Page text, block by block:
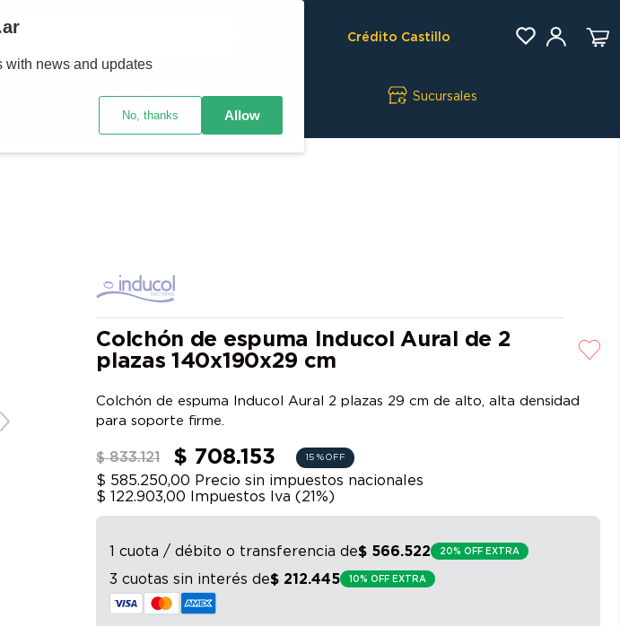
Crédito Castillo
Ver promociones Sucursales
Colchón de espuma Inducol Aural de 2
plazas 140x190x29 cm
Colchón de espuma Inducol Aural 2 plazas 29 cm de alto, alta densidad
para soporte firme.
$ 833.121 $ 708.153 15 % OFF
$ 585.250,00 Precio sin impuestos nacionales
$ 122.903,00
Impuestos Iva (21%)
1 cuota / débito o transferencia de$ 566.522 20% OFF EXTRA
3 cuotas sin interés de$ 212.445 10% OFF EXTRA
with news and updates
No, thanks Allow